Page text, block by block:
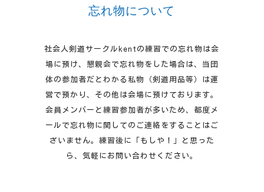
忘れ物について
社会人剣道サークルkentの練習での忘れ物は会
場に預け、懇親会で忘れ物をした場合は、当団
体の参加者だとわかる私物（剣道用品等）は運
営で預かり、その他は会場に預けております。
会員メンバーと練習参加者が多いため、都度メ
ールで忘れ物に関してのご連絡をすることはご
ざいません。練習後に「もしや！」と思った
ら、気軽にお問い合わせください。